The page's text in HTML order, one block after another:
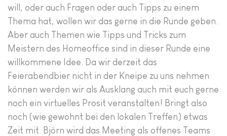
will, oder auch Fragen oder auch Tipps zu einem
Thema hat, wollen wir das gerne in die Runde geben.
Aber auch Themen wie Tipps und Tricks zum
Meistern des Homeoffice sind in dieser Runde eine
willkommene Idee. Da wir derzeit das
Feierabendbier nicht in der Kneipe zu uns nehmen
können werden wir als Ausklang auch mit euch gerne
noch ein virtuelles Prosit veranstalten! Bringt also
noch (wie gewohnt bei den lokalen Treffen) etwas
Zeit mit. Björn wird das Meeting als offenes Teams